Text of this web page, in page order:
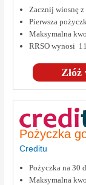
Zacznij wiosnę z
Pierwsza
Maksymalna
RRSO wynosi
Pożyczka
Creditu
Pożyczka na 30
Maksymalna